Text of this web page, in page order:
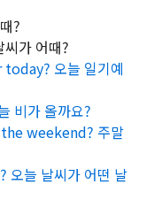
?
가 어때?
오늘 일기예
비가 올까요?
weekend? 주말
늘 날씨가 어떤 날